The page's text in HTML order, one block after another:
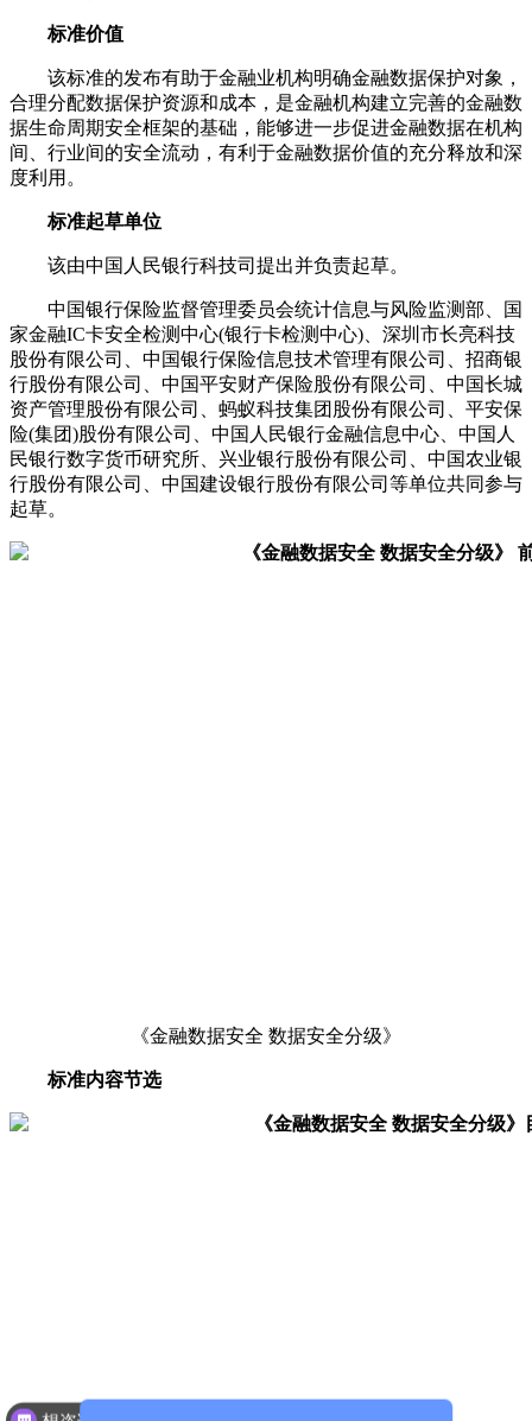
标准价值
该标准的发布有助于金融业机构明确金融数据保护对象，
合理分配数据保护资源和成本，是金融机构建立完善的金融数
据生命周期安全框架的基础，能够进一步促进金融数据在机构
间、行业间的安全流动，有利于金融数据价值的充分释放和深
度利用。
标准起草单位
该由中国人民银行科技司提出并负责起草。
中国银行保险监督管理委员会统计信息与风险监测部、国
家金融IC卡安全检测中心(银行卡检测中心)、深圳市长亮科技
股份有限公司、中国银行保险信息技术管理有限公司、招商银
行股份有限公司、中国平安财产保险股份有限公司、中国长城
资产管理股份有限公司、蚂蚁科技集团股份有限公司、平安保
险(集团)股份有限公司、中国人民银行金融信息中心、中国人
民银行数字货币研究所、兴业银行股份有限公司、中国农业银
行股份有限公司、中国建设银行股份有限公司等单位共同参与
起草。
《金融数据安全 数据安全分级》
标准内容节选